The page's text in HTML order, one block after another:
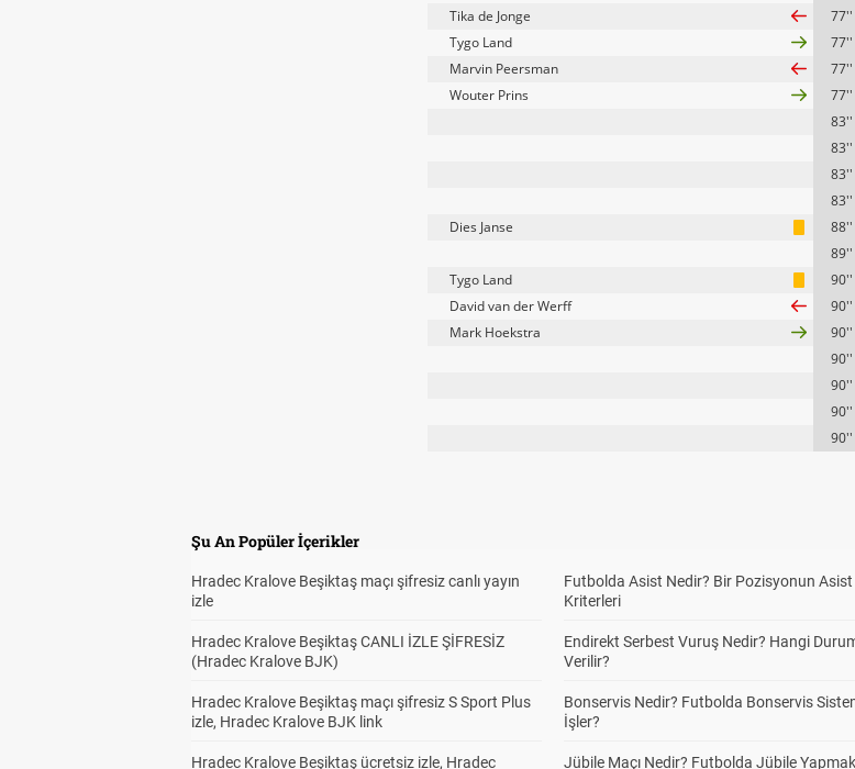
Tika de Jonge
77''
Tygo Land
77''
Marvin Peersman
77''
Wouter Prins
77''
83''
83''
83''
83''
Dies Janse
88''
89''
Tygo Land
90''
David van der Werff
90''
Mark Hoekstra
90''
90''
90''
90''
90''
Şu An Popüler İçerikler
Hradec Kralove Beşiktaş maçı şifresiz canlı yayın
izle
Hradec Kralove Beşiktaş CANLI İZLE ŞİFRESİZ
(Hradec Kralove BJK)
Hradec Kralove Beşiktaş maçı şifresiz S Sport Plus
izle, Hradec Kralove BJK link
Hradec Kralove Beşiktaş ücretsiz izle, Hradec
Futbolda Asist Nedir? Bir Pozisyonun Asist
Kriterleri
Endirekt Serbest Vuruş Nedir? Hangi
Verilir?
Bonservis Nedir? Futbolda Bonservis
İşler?
Jübile Maçı Nedir? Futbolda Jübile